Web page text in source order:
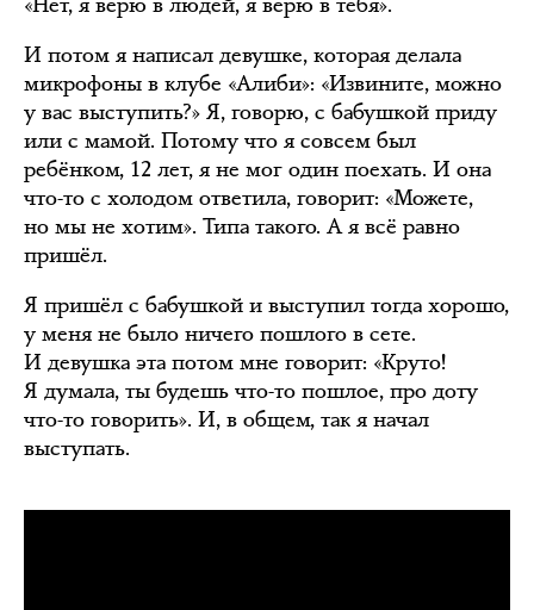
И потом я написал девушке, которая делала
микрофоны в клубе «Алиби»: «Извините, можно
у вас выступить?» Я, говорю, с бабушкой приду
или с мамой. Потому что я совсем был
ребёнком, 12 лет, я не мог один поехать. И она
что-то с холодом ответила, говорит: «Можете,
но мы не хотим». Типа такого. А я всё равно
пришёл.
Я пришёл с бабушкой и выступил тогда хорошо,
у меня не было ничего пошлого в сете.
И девушка эта потом мне говорит: «Круто!
Я думала, ты будешь что-то пошлое, про доту
что-то говорить». И, в общем, так я начал
выступать.